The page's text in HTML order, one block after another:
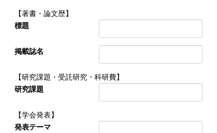
【著書・論文歴】
標題
掲載誌名
【研究課題・受託研究・科研費】
研究課題
【学会発表】
発表テーマ